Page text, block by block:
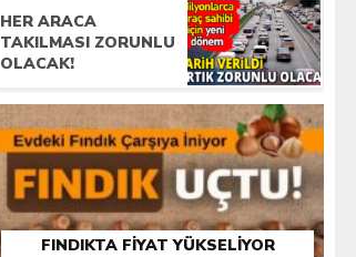
HER ARACA
TAKILMASI ZORUNLU
OLACAK!
FINDIKTA FIYAT YÜKSELIYOR